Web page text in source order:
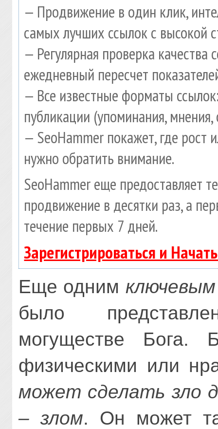
— Продвижение в один клик,
самых лучших ссылок с высокой
— Регулярная проверка
ежедневный пересчет
— Все известные форматы
публикации (упоминания,
— SeoHammer покажет, где рост
нужно обратить внимание.
SeoHammer еще предоставляет
продвижение в десятки раз, а
течение первых 7 дней.
Зарегистрироваться и
Еще одним
было
могуществе Бога.
физическими или
может сделать зло
– злом. Он может